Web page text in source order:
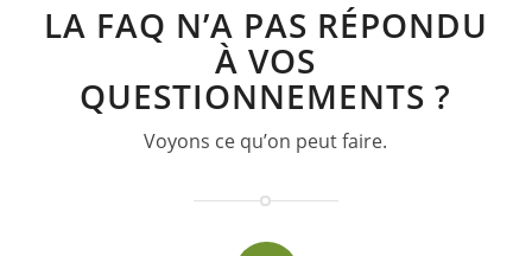
LA FAQ N’A PAS RÉPONDU
À VOS
QUESTIONNEMENTS ?
Voyons ce qu’on peut faire.